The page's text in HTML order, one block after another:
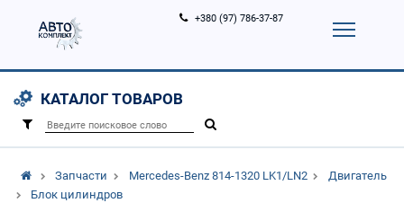
0)
Услуги
+380 (97) 786-37-87
КАТАЛОГ ТОВАРОВ
Запчасти Mercedes-Benz 814-1320 LK1/LN2
Двигатель
Блок цилиндров